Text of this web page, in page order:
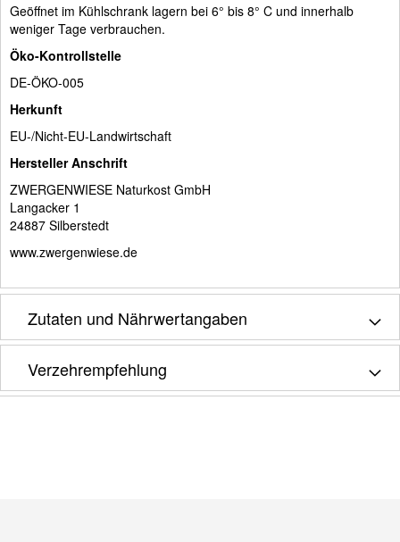
Geöffnet im Kühlschrank lagern bei 6° bis 8° C und innerhalb
weniger Tage verbrauchen.
Öko-Kontrollstelle
DE-ÖKO-005
Herkunft
EU-/Nicht-EU-Landwirtschaft
Hersteller Anschrift
ZWERGENWIESE Naturkost GmbH
Langacker 1
24887 Silberstedt
www.zwergenwiese.de
Zutaten und Nährwertangaben
Verzehrempfehlung